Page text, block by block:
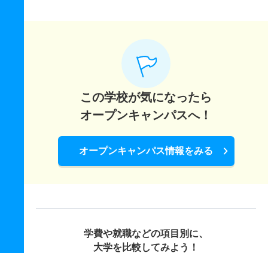
この学校が気になったら
オープンキャンパスへ！
オープンキャンパス情報をみる
学費や就職などの項目別に、
大学を比較してみよう！